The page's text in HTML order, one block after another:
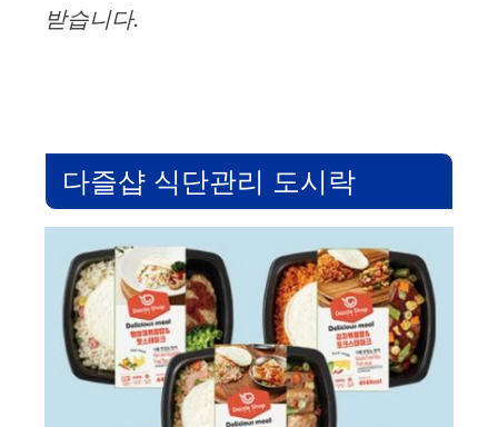
받습니다.
다즐샵 식단관리 도시락